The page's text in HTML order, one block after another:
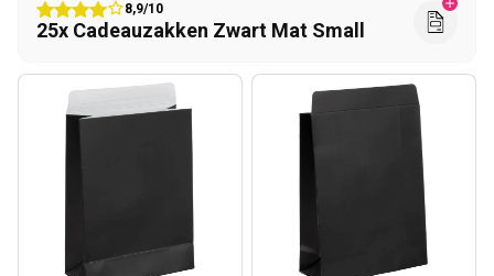
8,9/10
25x Cadeauzakken Zwart Mat Small